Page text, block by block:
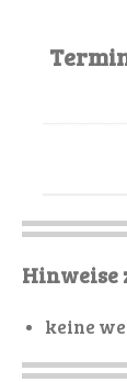
Hinweise
keine